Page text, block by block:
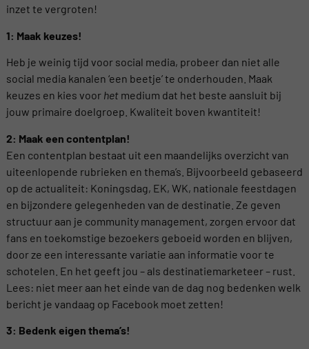
inzet te vergroten!
1: Maak keuzes!
Heb je weinig tijd voor social media, probeer dan niet alle
social media kanalen ‘een beetje’ te onderhouden. Maak
keuzes en kies voor hetmedium dat het beste aansluit bij
jouw primaire doelgroep. Kwaliteit boven kwantiteit!
2: Maak een contentplan!
Een contentplan bestaat uit een maandelijks overzicht van
uiteenlopende rubrieken en thema’s. Bijvoorbeeld gebaseerd
op de actualiteit: Koningsdag, EK, WK, nationale feestdagen
en bijzondere gelegenheden van de destinatie. Ze geven
structuur aan je community management, zorgen ervoor dat
fans en toekomstige bezoekers geboeid worden en blijven,
door ze een interessante variatie aan informatie voor te
schotelen. En het geeft jou – als destinatiemarketeer – rust.
Lees: niet meer aan het einde van de dag nog bedenken welk
bericht je vandaag op Facebook moet zetten!
3: Bedenk eigen thema’s!